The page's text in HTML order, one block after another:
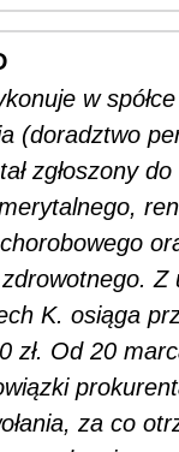
w
(doradztwo
zgłoszony do
Z
K. osiąga
zł. Od 20
za co